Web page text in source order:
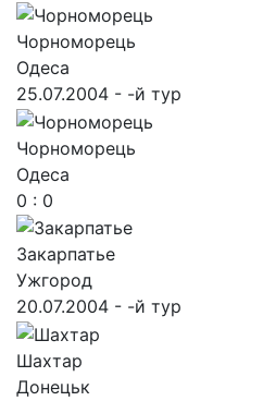
Чорноморець
Одеса
25.07.2004 - -й тур
Чорноморець
Одеса
0 : 0
Закарпатье
Ужгород
20.07.2004 - -й тур
Шахтар
Донецьк